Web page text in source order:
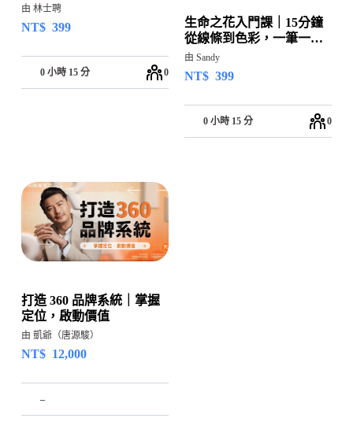
由 林士聘
NT$ 399
0 小時 15 分 0
生命之花入門課｜15分鐘
從線條到色彩，一筆一畫
回到自己
由 Sandy
NT$ 399
0 小時 15 分 0
打造 360 品牌系統｜掌握
定位，啟動價值
由 凱爺（唐源駿）
NT$ 12,000
–